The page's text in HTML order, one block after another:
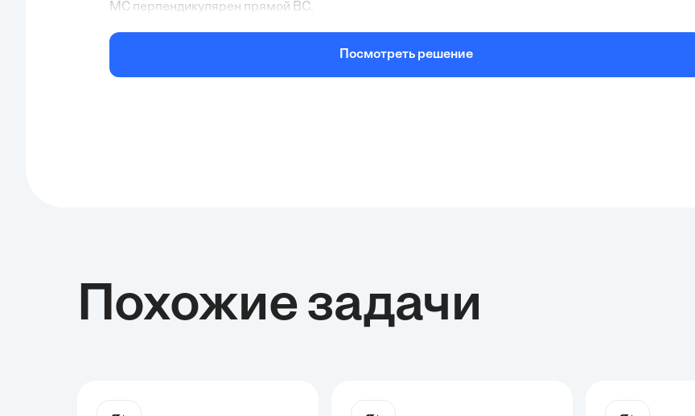
МС перпендикулярен прямой ВС.
У нас есть следующие данные:
МС = 17 см (перпендикуляр от точки М до прямой ВС)
Посмотреть решение
Похожие задачи